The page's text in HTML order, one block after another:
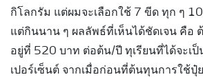
กิโลกรัม แต่ผมจะเลือกใช้ 7 ขีด ทุก ๆ
แต่กินนาน ๆ ผลลัพธ์ที่เห็นได้ชัดเจน คือ
อยู่ที่ 520 บาท ต่อต้น/ปี ทุเรียนที่ได้จะเป็
เปอร์เซ็นต์ จากเมื่อก่อนที่ต้นทุนการใช้ปุ๋